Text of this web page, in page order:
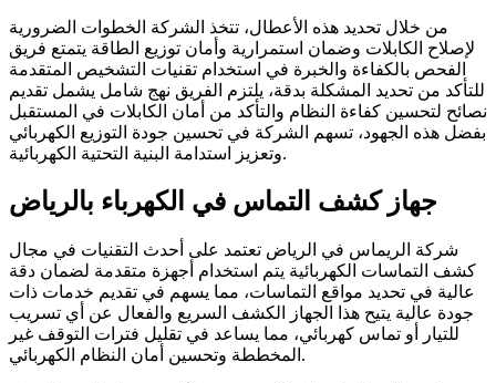
من خلال تحديد هذه الأعطال، تتخذ الشركة الخطوات الضرورية
لإصلاح الكابلات وضمان استمرارية وأمان توزيع الطاقة يتمتع فريق
الفحص بالكفاءة والخبرة في استخدام تقنيات التشخيص المتقدمة
للتأكد من تحديد المشكلة بدقة، يلتزم الفريق نهج شامل يشمل تقديم
نصائح لتحسين كفاءة النظام والتأكد من أمان الكابلات في المستقبل
بفضل هذه الجهود، تسهم الشركة في تحسين جودة التوزيع الكهربائي
وتعزيز استدامة البنية التحتية الكهربائية.
جهاز كشف التماس في الكهرباء بالرياض
شركة الريماس في الرياض تعتمد على أحدث التقنيات في مجال
كشف التماسات الكهربائية يتم استخدام أجهزة متقدمة لضمان دقة
عالية في تحديد مواقع التماسات، مما يسهم في تقديم خدمات ذات
جودة عالية يتيح هذا الجهاز الكشف السريع والفعال عن أي تسريب
للتيار أو تماس كهربائي، مما يساعد في تقليل فترات التوقف غير
المخططة وتحسين أمان النظام الكهربائي.